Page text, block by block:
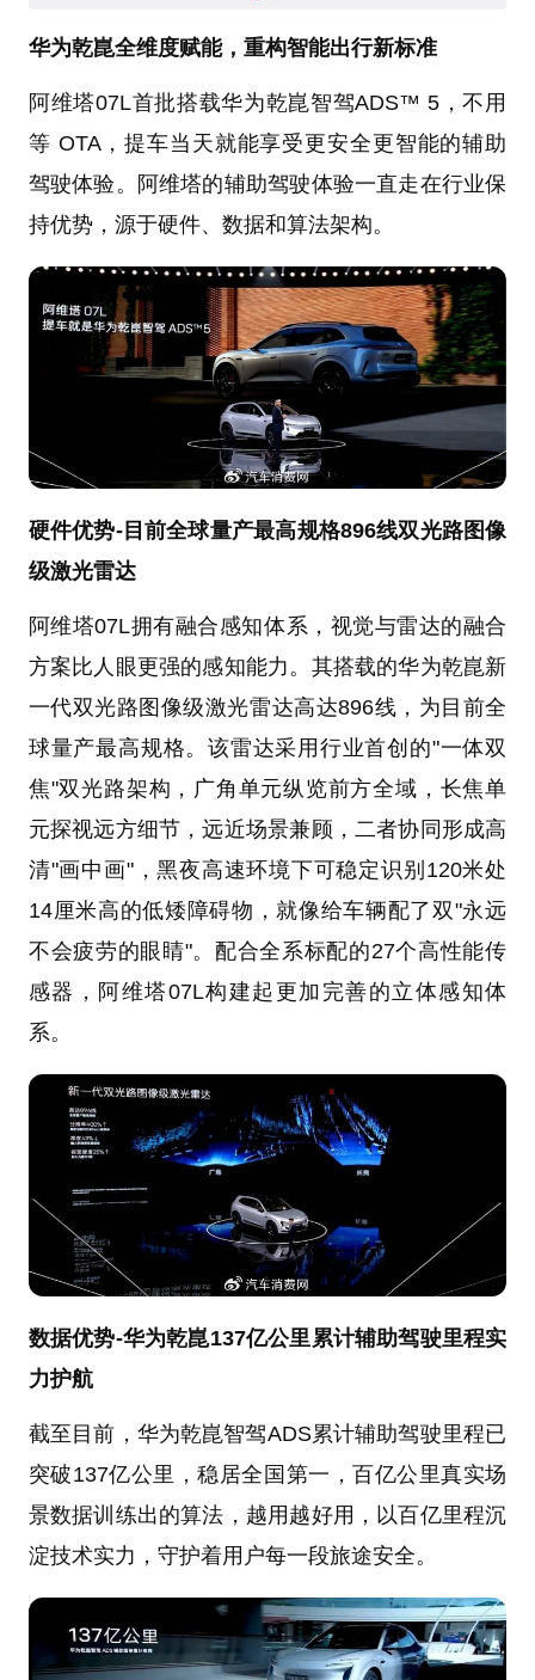
华为乾崑全维度赋能，重构智能出行新标准
阿维塔07L首批搭载华为乾崑智驾ADS™ 5，不用
等 OTA，提车当天就能享受更安全更智能的辅助
驾驶体验。阿维塔的辅助驾驶体验一直走在行业保
持优势，源于硬件、数据和算法架构。
硬件优势-目前全球量产最高规格896线双光路图像
级激光雷达
阿维塔07L拥有融合感知体系，视觉与雷达的融合
方案比人眼更强的感知能力。其搭载的华为乾崑新
一代双光路图像级激光雷达高达896线，为目前全
球量产最高规格。该雷达采用行业首创的"一体双
焦"双光路架构，广角单元纵览前方全域，长焦单
元探视远方细节，远近场景兼顾，二者协同形成高
清"画中画"，黑夜高速环境下可稳定识别120米处
14厘米高的低矮障碍物，就像给车辆配了双"永远
不会疲劳的眼睛"。配合全系标配的27个高性能传
感器，阿维塔07L构建起更加完善的立体感知体
系。
数据优势-华为乾崑137亿公里累计辅助驾驶里程实
力护航
截至目前，华为乾崑智驾ADS累计辅助驾驶里程已
突破137亿公里，稳居全国第一，百亿公里真实场
景数据训练出的算法，越用越好用，以百亿里程沉
淀技术实力，守护着用户每一段旅途安全。